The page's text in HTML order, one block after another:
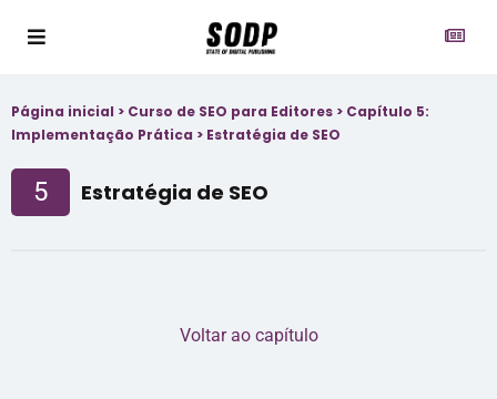
Página inicial > Curso de SEO para Editores > Capítulo 5:
Implementação Prática > Estratégia de SEO
5 Estratégia de SEO
Voltar ao capítulo